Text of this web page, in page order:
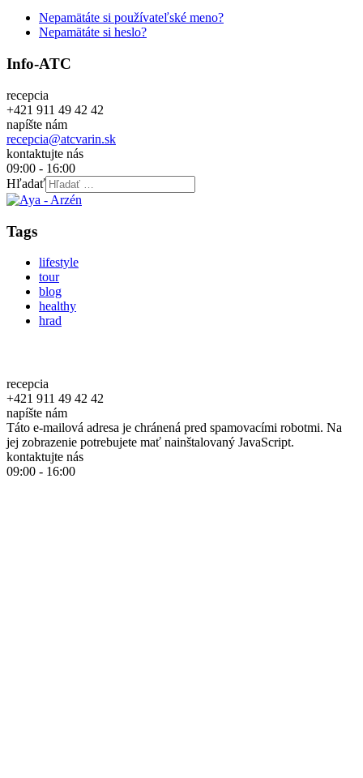
Nepamätáte si používateľské meno?
Nepamätáte si heslo?
Info-ATC
recepcia
+421 911 49 42 42
napíšte nám
recepcia@atcvarin.sk
kontaktujte nás
09:00 - 16:00
Hľadať
Tags
lifestyle
tour
blog
healthy
hrad
recepcia
+421 911 49 42 42
napíšte nám
Táto e-mailová adresa je chránená pred spamovacími robotmi. Na
jej zobrazenie potrebujete mať nainštalovaný JavaScript.
kontaktujte nás
09:00 - 16:00